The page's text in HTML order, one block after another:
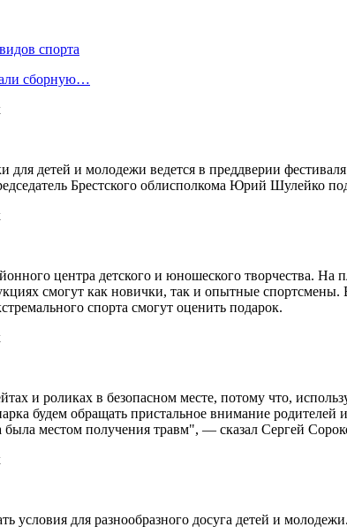
спорта
сборную…
для детей и молодежи ведется в преддверии
Брестского облисполкома Юрий Шулейко
центра детского и юношеского творчества.
смогут как новички, так и опытные
спорта смогут оценить подарок.
и роликах в безопасном месте, потому что,
будем обращать пристальное внимание
местом получения травм", — сказал Сергей
условия для разнообразного досуга детей и